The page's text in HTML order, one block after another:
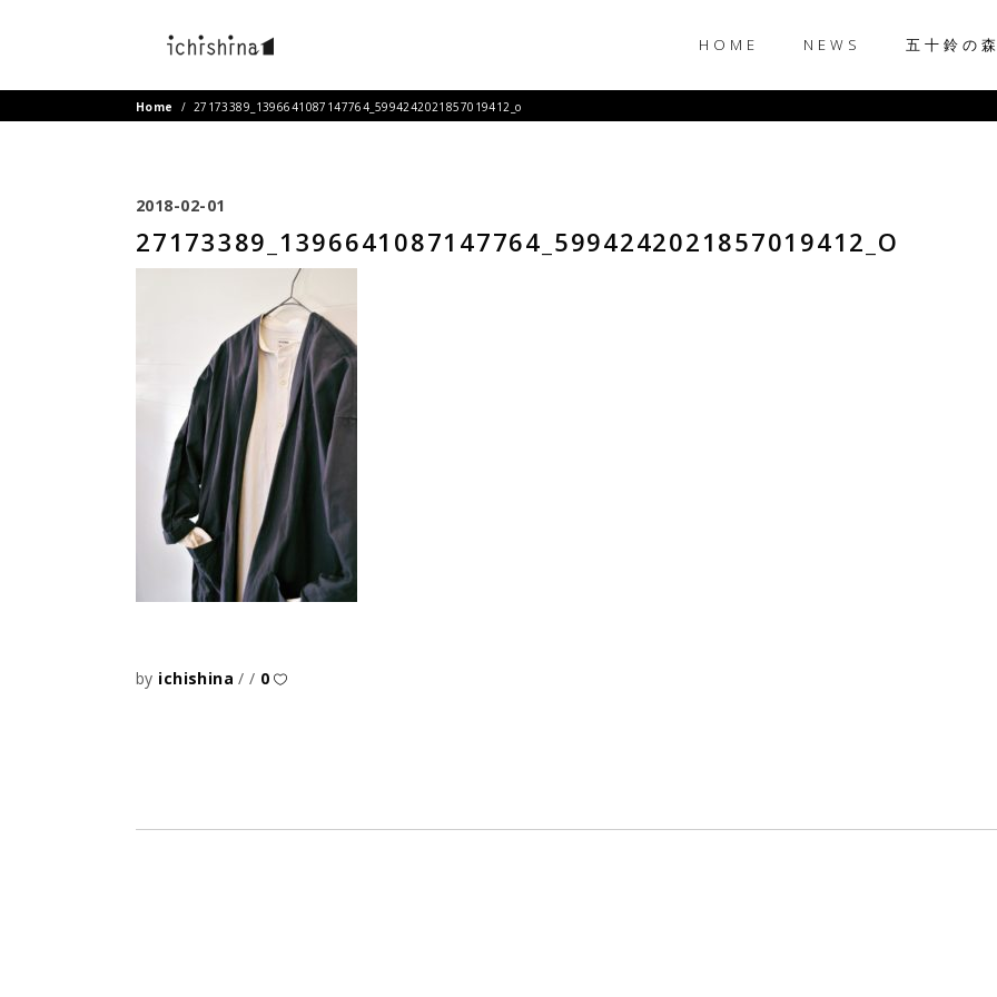
HOME NEWS 五十鈴の
Home / 27173389_1396641087147764_5994242021857019412_o
2018-02-01
27173389_1396641087147764_5994242021857019412_O
by ichishina 0